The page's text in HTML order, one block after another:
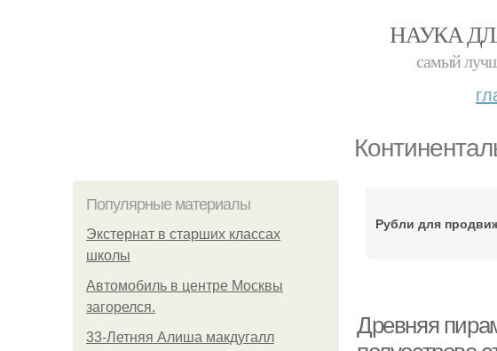
НАУКА
самый
Популярные материалы
Экстернат в старших классах
школы
Автомобиль в центре Москвы
загорелся.
33-Летняя Алиша макдугалл
Рубли для
Древняя